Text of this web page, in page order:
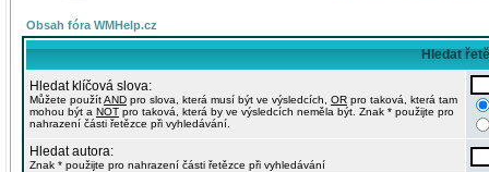
Obsah fóra WMHelp.cz
Hledat
Hledat klíčová slova:
Můžete použítAND pro slova, která musí být ve výsledcích, OR pro taková, která tam
mohou být a NOT pro taková, která by ve výsledcích neměla být. Znak * použijte pro
nahrazení části řetězce při vyhledávání.
Hledat autora:
Znak * použijte pro nahrazení části řetězce při vyhledávání